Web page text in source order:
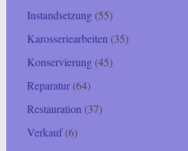
Instandsetzung(55)
Karosseriearbeiten(35)
Konservierung(45)
Reparatur(64)
Restauration(37)
Verkauf(6)